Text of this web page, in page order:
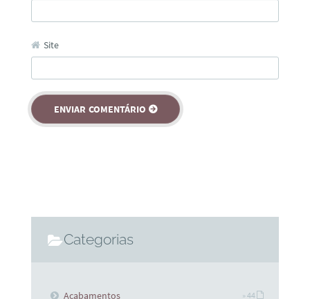
Site
Categorias
Acabamentos » 44